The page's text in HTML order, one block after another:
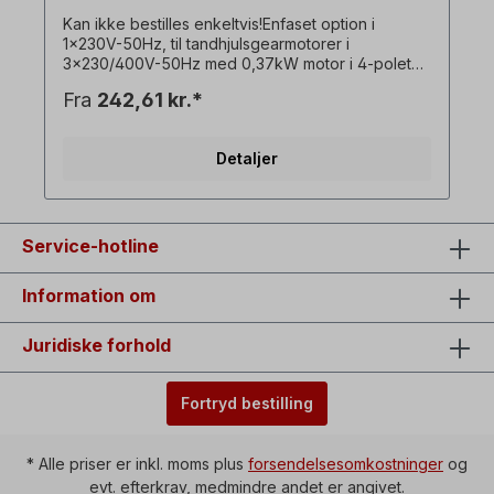
Kan ikke bestilles enkeltvis!Enfaset option i
1x230V-50Hz, til tandhjulsgearmotorer i
3x230/400V-50Hz med 0,37kW motor i 4-polet
altid kun under belastning, startmomentet er
tilsvarende trefasede gearmotor! ! Kan ikke
Alle produktbilleder er ikke-bindende eksempler!
Der tages forbehold for tekniske ændringer.
Ekstraudstyr: Tænd/sluk-kontakt med
koblingskapacitet=16 A, omgivelsestemperatur=-5
°C til +40 °C, Kabel mellem motor og
kontakthus=ca. 90 cm.
Fra 242,61 kr.*
Detaljer
Service-hotline
Information om
Juridiske forhold
Fortryd bestilling
* Alle priser er inkl. moms plus forsendelsesomkostninger og
evt. efterkrav, medmindre andet er angivet.